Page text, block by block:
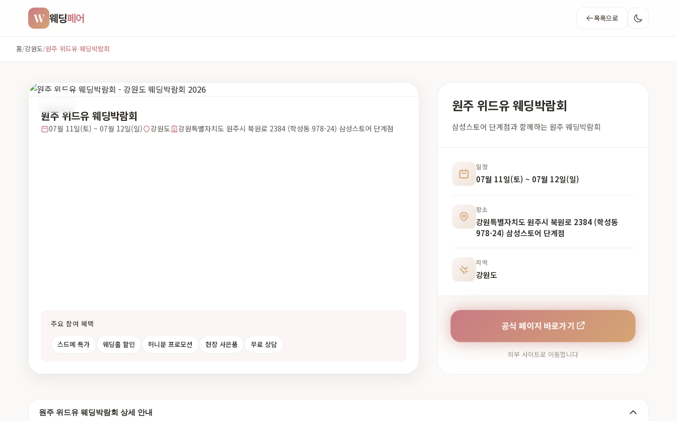
W 웨딩페어 목록으로
홈/강원도/원주 위드유 웨딩박람회
원주 위드유 웨딩박람회
07월 11일(토) ~ 07월 12일(일) 강원도 강원특별자치도 원주시 북원로 2384 (학성동 978-24) 삼성스토어 단계점
주요 참여 혜택
스드메 특가 웨딩홀 할인 허니문 프로모션 현장 사은품 무료 상담
원주 위드유 웨딩박람회
삼성스토어 단계점과 함께하는 원주 웨딩박람회
일정
07월 11일(토) ~ 07월 12일(일)
장소
강원특별자치도 원주시 북원로 2384 (학성동
978-24) 삼성스토어 단계점
지역
강원도
공식 페이지 바로가기
외부 사이트로 이동합니다
원주 위드유 웨딩박람회 상세 안내